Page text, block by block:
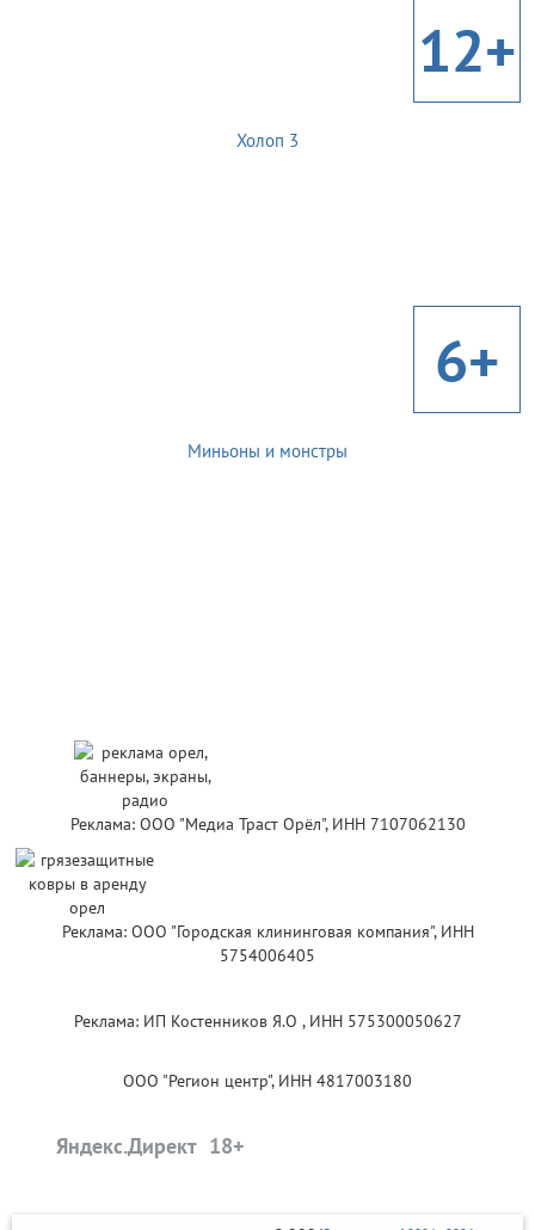
12+
Холоп 3
6+
Миньоны и монстры
Реклама: ООО "Медиа Траст Орёл", ИНН 7107062130
Реклама: ООО "Городская клининговая компания", ИНН
5754006405
Реклама: ИП Костенников Я.О , ИНН 575300050627
ООО "Регион центр", ИНН 4817003180
Яндекс.Директ